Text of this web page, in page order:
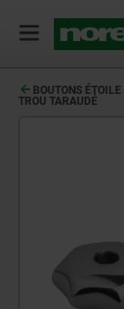
BOUTONS
TROU TARAUDÉ